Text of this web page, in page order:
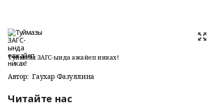
Туймазы ЗАГС-ында ғажайеп никах!
Автор: Гаухар Фазуллина
Читайте нас